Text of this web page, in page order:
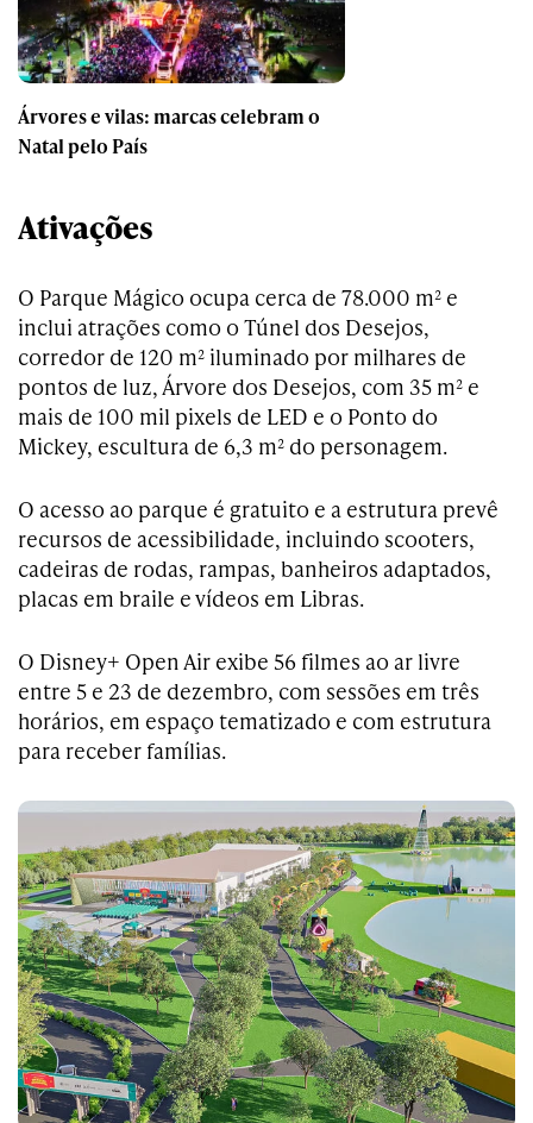
Árvores e vilas: marcas celebram o
Natal pelo País
Ativações
O Parque Mágico ocupa cerca de 78.000 m² e
inclui atrações como o Túnel dos Desejos,
corredor de 120 m² iluminado por milhares de
pontos de luz, Árvore dos Desejos, com 35 m² e
mais de 100 mil pixels de LED e o Ponto do
Mickey, escultura de 6,3 m² do personagem.
O acesso ao parque é gratuito e a estrutura prevê
recursos de acessibilidade, incluindo scooters,
cadeiras de rodas, rampas, banheiros adaptados,
placas em braile e vídeos em Libras.
O Disney+ Open Air exibe 56 filmes ao ar livre
entre 5 e 23 de dezembro, com sessões em três
horários, em espaço tematizado e com estrutura
para receber famílias.